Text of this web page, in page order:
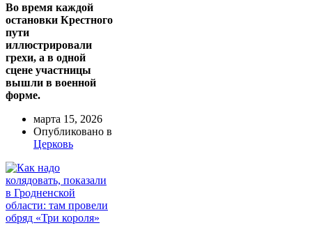
Во время каждой
остановки Крестного
пути
иллюстрировали
грехи, а в одной
сцене участницы
вышли в военной
форме.
марта 15, 2026
Опубликовано в
Церковь